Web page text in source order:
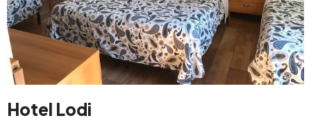
Hotel Lodi